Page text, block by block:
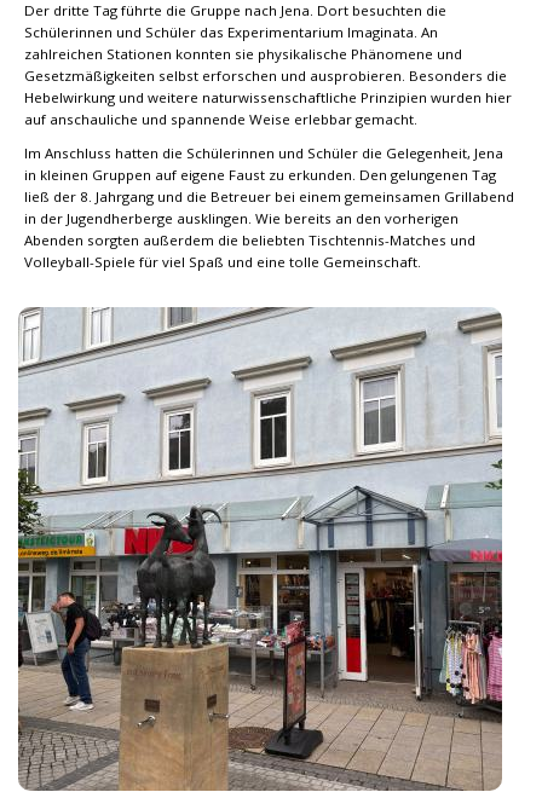
Der dritte Tag führte die Gruppe nach Jena. Dort besuchten die
Schülerinnen und Schüler das Experimentarium Imaginata. An
zahlreichen Stationen konnten sie physikalische Phänomene und
Gesetzmäßigkeiten selbst erforschen und ausprobieren. Besonders die
Hebelwirkung und weitere naturwissenschaftliche Prinzipien wurden hier
auf anschauliche und spannende Weise erlebbar gemacht.
Im Anschluss hatten die Schülerinnen und Schüler die Gelegenheit, Jena
in kleinen Gruppen auf eigene Faust zu erkunden. Den gelungenen Tag
ließ der 8. Jahrgang und die Betreuer bei einem gemeinsamen Grillabend
in der Jugendherberge ausklingen. Wie bereits an den vorherigen
Abenden sorgten außerdem die beliebten Tischtennis-Matches und
Volleyball-Spiele für viel Spaß und eine tolle Gemeinschaft.